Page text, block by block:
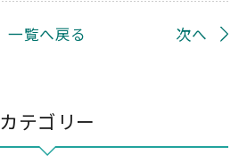
一覧へ戻る 次へ
カテゴリー